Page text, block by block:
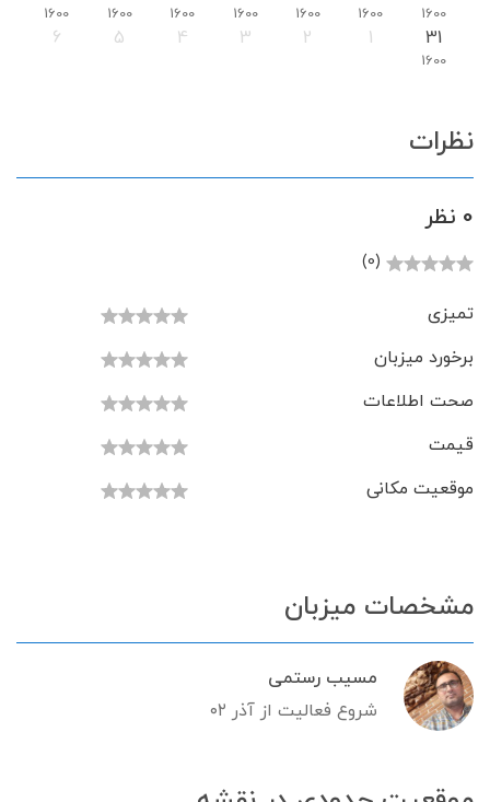
1600
1600
1600
1600
1600
1600
1600
31
1600
1
2
3
4
5
6
نظرات
0 نظر
(0)
تمیزی
برخورد میزبان
صحت اطلاعات
قیمت
موقعیت مکانی
مشخصات میزبان
مسیب رستمی
شروع فعالیت از آذر ۰۲